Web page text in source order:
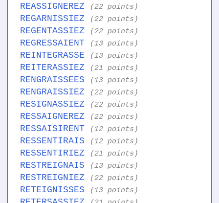
REASSIGNEREZ (22 points)
REGARNISSIEZ (22 points)
REGENTASSIEZ (22 points)
REGRESSAIENT (13 points)
REINTEGRASSE (13 points)
REITERASSIEZ (21 points)
RENGRAISSEES (13 points)
RENGRAISSIEZ (22 points)
RESIGNASSIEZ (22 points)
RESSAIGNEREZ (22 points)
RESSAISIRENT (12 points)
RESSENTIRAIS (12 points)
RESSENTIRIEZ (21 points)
RESTREIGNAIS (13 points)
RESTREIGNIEZ (22 points)
RETEIGNISSES (13 points)